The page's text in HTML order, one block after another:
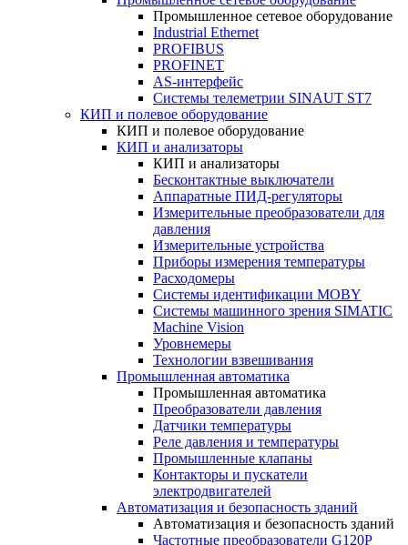
Промышленное сетевое оборудование
Industrial Ethernet
PROFIBUS
PROFINET
AS-интерфейс
Системы телеметрии SINAUT ST7
КИП и полевое оборудование
КИП и полевое оборудование
КИП и анализаторы
КИП и анализаторы
Бесконтактные выключатели
Аппаратные ПИД-регуляторы
Измерительные преобразователи для
давления
Измерительные устройства
Приборы измерения температуры
Расходомеры
Системы идентификации MOBY
Системы машинного зрения SIMATIC
Machine Vision
Уровнемеры
Технологии взвешивания
Промышленная автоматика
Промышленная автоматика
Преобразователи давления
Датчики температуры
Реле давления и температуры
Промышленные клапаны
Контакторы и пускатели
электродвигателей
Автоматизация и безопасность зданий
Автоматизация и безопасность зданий
Частотные преобразователи G120P